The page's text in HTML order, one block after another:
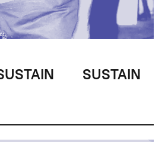
SUSTAIN